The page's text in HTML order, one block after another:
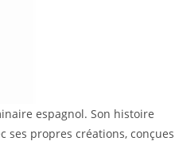
espagnol. Son histoire
ses propres créations, conçues